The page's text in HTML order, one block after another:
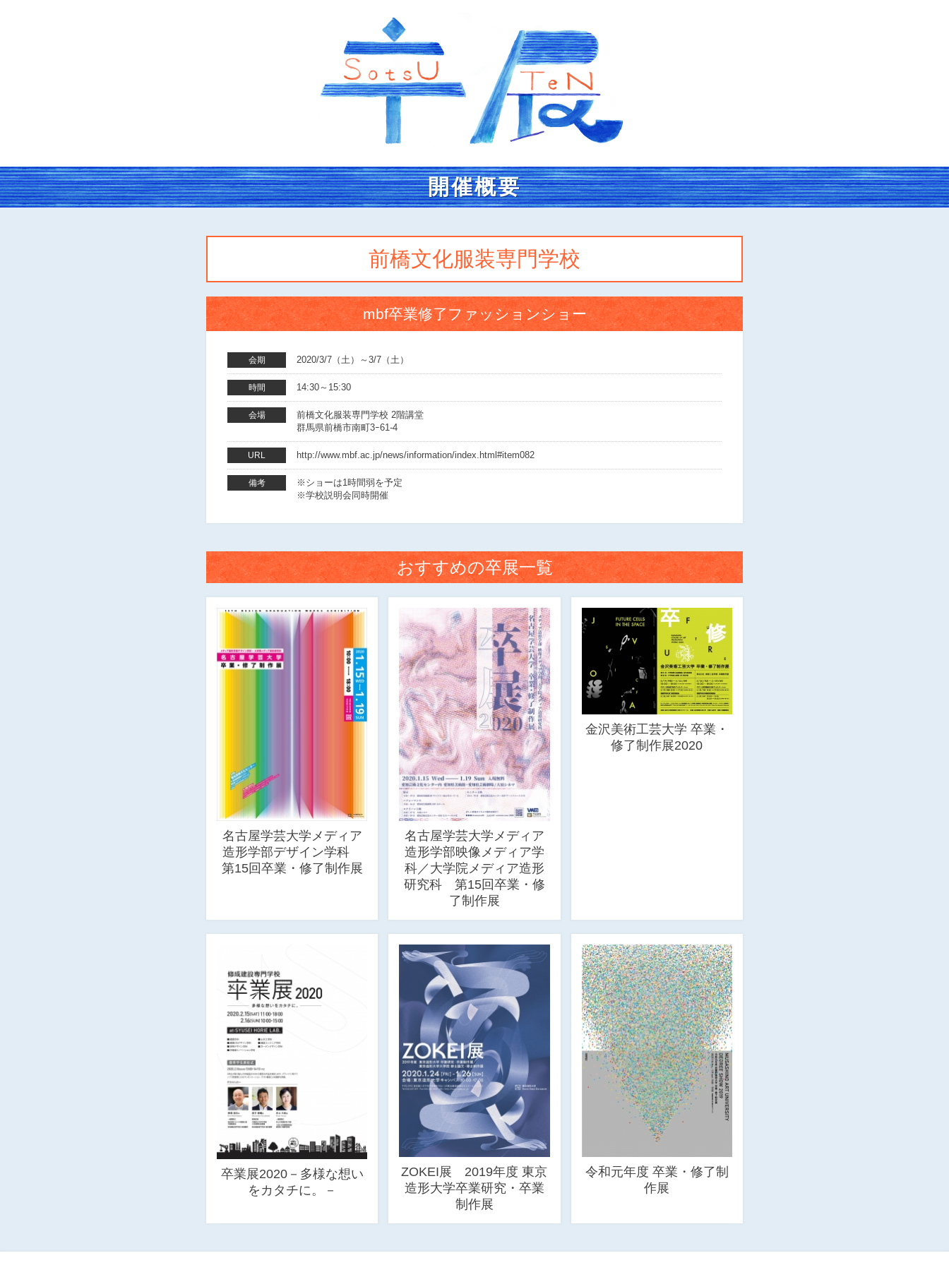
開催概要
前橋文化服装専門学校
mbf卒業修了ファッションショー
会期 2020/3/7（土）～3/7（土）
時間 14:30～15:30
会場
前橋文化服装専門学校 2階講堂
群馬県前橋市南町3ｰ61-4
URL http://www.mbf.ac.jp/news/information/index.html#item082
備考
※ショーは1時間弱を予定
※学校説明会同時開催
おすすめの卒展一覧
名古屋学芸大学メディア
造形学部デザイン学科
第15回卒業・修了制作展
名古屋学芸大学メディア
造形学部映像メディア学
科／大学院メディア造形
研究科 第15回卒業・修
了制作展
金沢美術工芸大学 卒業・
修了制作展2020
卒業展2020－多様な想い
をカタチに。－
ZOKEI展 2019年度 東京
造形大学卒業研究・卒業
制作展
令和元年度 卒業・修了制
作展